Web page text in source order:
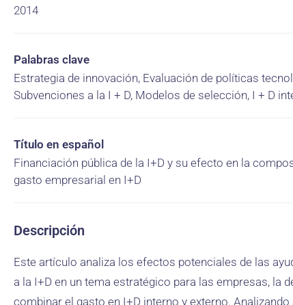
2014
Palabras clave
Estrategia de innovación, Evaluación de políticas
Subvenciones a la I + D, Modelos de selección, I + D
Título en español
Financiación pública de la I+D y su efecto en la
gasto empresarial en I+D
Descripción
Este artículo analiza los efectos potenciales de las
a la I+D en un tema estratégico para las empresas, la
combinar el gasto en I+D interno y externo. Analizando